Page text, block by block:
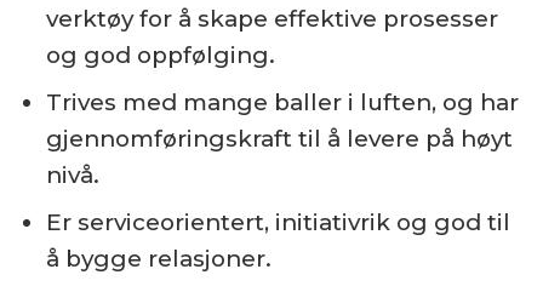
verktøy for å skape effektive prosesser
og god oppfølging.
Trives med mange baller i luften, og har
gjennomføringskraft til å levere på høyt
nivå.
Er serviceorientert, initiativrik og god til
å bygge relasjoner.